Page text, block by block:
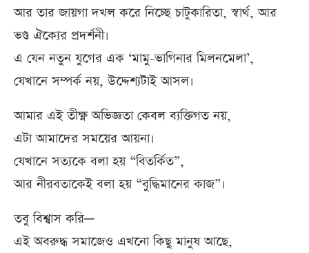
আর তার জায়গা দখল করে নিচ্ছে চাটুকারিতা, স্বার্থ, আর
ভণ্ড ঐক্যের প্রদর্শনী।
এ যেন নতুন যুগের এক ‘মামু-ভাগিনার মিলনমেলা’,
যেখানে সম্পর্ক নয়, উদ্দেশ্যটাই আসল।
আমার এই তীক্ষ্ণ অভিজ্ঞতা কেবল ব্যক্তিগত নয়,
এটা আমাদের সময়ের আয়না।
যেখানে সত্যকে বলা হয় “বিতর্কিত”,
আর নীরবতাকেই বলা হয় “বুদ্ধিমানের কাজ”।
তবু বিশ্বাস করি—
এই অবরুদ্ধ সমাজেও এখনো কিছু মানুষ আছে,